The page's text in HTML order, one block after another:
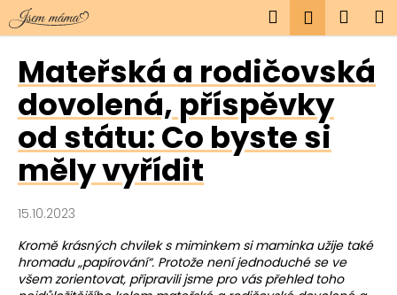
Přejít
na
obsah
Hledat
Mateřská a rodičovská
dovolená, příspěvky
od státu: Co byste si
měly vyřídit
15.10.2023
Kromě krásných chvilek s miminkem si maminka užije také
hromadu „papírování“. Protože není jednoduché se ve
všem zorientovat, připravili jsme pro vás přehled toho
o
C
o
p
o
t
ř
e
b
u